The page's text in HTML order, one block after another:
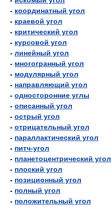
- координатный угол
- краевой угол
- критический угол
- курсовой угол
- линейный угол
- многогранный угол
- модулярный угол
- направляющий угол
- односторонние углы
- описанный угол
- острый угол
- отрицательный угол
- параллактический угол
- питч-угол
- планетоцентрический угол
- плоский угол
- позиционный угол
- полный угол
- положительный угол